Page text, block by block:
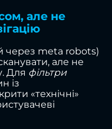
але не
через meta robots)
але не
Для фільтри
із
«технічні»